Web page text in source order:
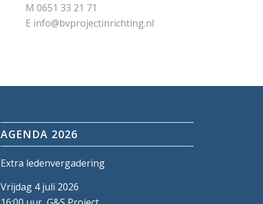
M 0651 33 21 71
E info@bvprojectinrichting.nl
AGENDA 2026
Extra ledenvergadering
Vrijdag 4 juli 2026